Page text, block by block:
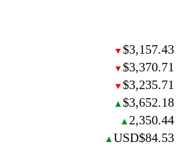
▼ $3,157.43
▼ $3,370.71
▼ $3,235.71
▲ $3,652.18
▲ 2,350.44
▲ USD$84.53